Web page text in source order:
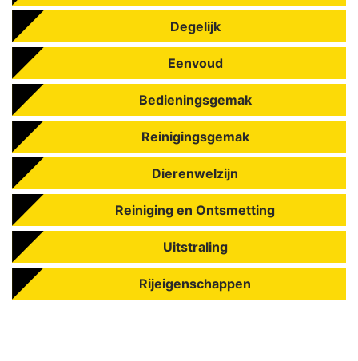
Degelijk
Eenvoud
Bedieningsgemak
Reinigingsgemak
Dierenwelzijn
Reiniging en Ontsmetting
Uitstraling
Rijeigenschappen